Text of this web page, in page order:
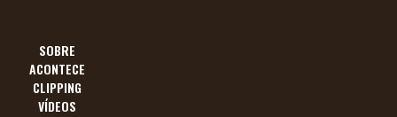
SOBRE
ACONTECE
CLIPPING
VÍDEOS